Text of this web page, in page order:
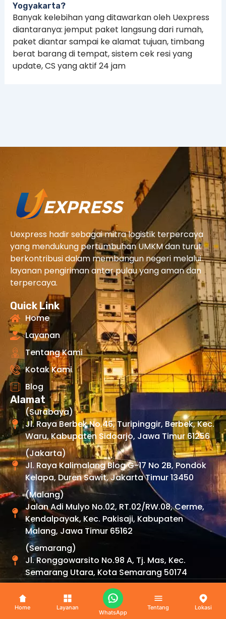
Yogyakarta?
Banyak kelebihan yang ditawarkan oleh Uexpress
diantaranya: jemput paket langsung dari rumah,
paket diantar sampai ke alamat tujuan, timbang
berat barang di tempat, sistem cek resi yang
update, CS yang aktif 24 jam
Uexpress hadir sebagai mitra logistik terpercaya
yang mendukung pertumbuhan UMKM dan turut
berkontribusi dalam membangun negeri melalui
layanan pengiriman antar pulau yang aman dan
terpercaya.
Quick Link
Home
Layanan
Tentang Kami
Kotak Kami
Blog
Alamat
(Surabaya)
Jl. Raya Berbek No.46, Turipinggir, Berbek, Kec.
Waru, Kabupaten Sidoarjo, Jawa Timur 61256
(Jakarta)
Jl. Raya Kalimalang Blog G-17 No 2B, Pondok
Kelapa, Duren Sawit, Jakarta Timur 13450
(Malang)
Jalan Adi Mulyo No.02, RT.02/RW.08, Cerme,
Kendalpayak, Kec. Pakisaji, Kabupaten
Malang, Jawa Timur 65162
(Semarang)
Jl. Ronggowarsito No.98 A, Tj. Mas, Kec.
Semarang Utara, Kota Semarang 50174
Copyright © 2026 By Uexpress . All Rights Reserved.
Home Layanan
WhatsApp
Tentang Lokasi